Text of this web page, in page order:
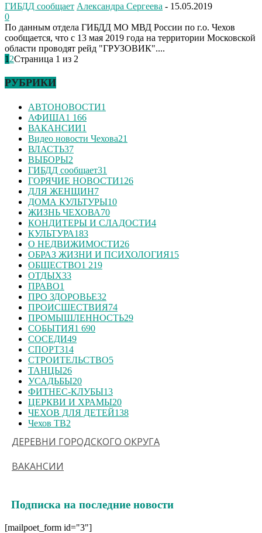
ГИБДД сообщает Александра Сергеева - 15.05.2019
0
По данным отдела ГИБДД МО МВД России по г.о. Чехов
сообщается, что с 13 мая 2019 года на территории Московской
области проводят рейд "ГРУЗОВИК"....
1 2Страница 1 из 2
РУБРИКИ
АВТОНОВОСТИ1
АФИША1 166
ВАКАНСИИ1
Видео новости Чехова21
ВЛАСТЬ37
ВЫБОРЫ2
ГИБДД сообщает31
ГОРЯЧИЕ НОВОСТИ126
ДЛЯ ЖЕНЩИН7
ДОМА КУЛЬТУРЫ10
ЖИЗНЬ ЧЕХОВА70
КОНДИТЕРЫ И СЛАДОСТИ4
КУЛЬТУРА183
О НЕДВИЖИМОСТИ26
ОБРАЗ ЖИЗНИ И ПСИХОЛОГИЯ15
ОБЩЕСТВО1 219
ОТДЫХ33
ПРАВО1
ПРО ЗДОРОВЬЕ32
ПРОИСШЕСТВИЯ74
ПРОМЫШЛЕННОСТЬ29
СОБЫТИЯ1 690
СОСЕДИ49
СПОРТ314
СТРОИТЕЛЬСТВО5
ТАНЦЫ26
УСАДЬБЫ20
ФИТНЕС-КЛУБЫ13
ЦЕРКВИ И ХРАМЫ20
ЧЕХОВ ДЛЯ ДЕТЕЙ138
Чехов ТВ2
ДЕРЕВНИ ГОРОДСКОГО ОКРУГА
ВАКАНСИИ
Подписка на последние новости
[mailpoet_form id="3"]